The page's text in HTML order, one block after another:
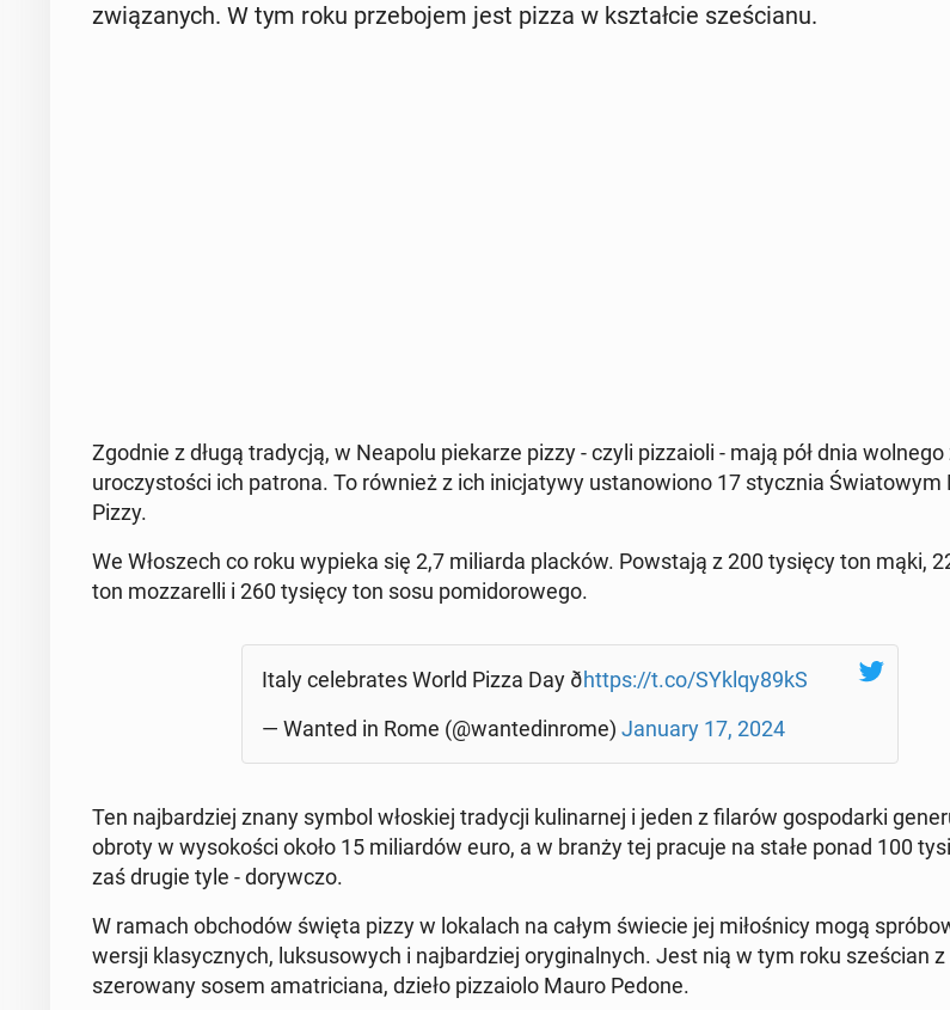
zwią­za­nych. W tym roku prze­bo­jem jest pizza w kształ­cie sze­ścia­nu.
Zgodnie z długą tra­dy­cją, w Neapolu pie­ka­rze pizzy - czyli piz­za­io­li - mają pół dnia wolnego
uro­czy­sto­ści ich patrona. To również z ich ini­cja­ty­wy usta­no­wio­no 17 stycz­nia Świa­to­wym
Pizzy.
We Wło­szech co roku wypieka się 2,7 mi­liar­da placków. Po­wsta­ją z 200 tysięcy ton mąki,
ton moz­za­rel­li i 260 tysięcy ton sosu po­mi­do­ro­we­go.
Italy ce­le­bra­tes World Pizza Day ðhttps://t.co/SYklqy89kS
— Wanted in Rome (@wan­te­din­ro­me) January 17, 2024
Ten naj­bar­dziej znany symbol wło­skiej tra­dy­cji ku­li­nar­nej i jeden z filarów go­spo­dar­ki
obroty w wy­so­ko­ści około 15 mi­liar­dów euro, a w branży tej pracuje na stałe ponad 100
zaś drugie tyle - do­ryw­czo.
W ramach ob­cho­dów święta pizzy w lo­ka­lach na całym świecie jej mi­ło­śni­cy mogą
wersji kla­sycz­nych, luk­su­so­wych i naj­bar­dziej ory­gi­nal­nych. Jest nią w tym roku sze­ścian
sze­ro­wa­ny sosem ama­tri­cia­na, dzieło piz­za­io­lo Mauro Pedone.